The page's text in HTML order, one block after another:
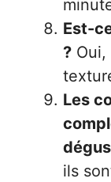
Est-
?
Les
ils